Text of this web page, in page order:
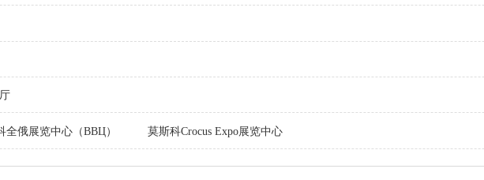
全俄展览中心（ВВЦ） 莫斯科Crocus Expo展览中心